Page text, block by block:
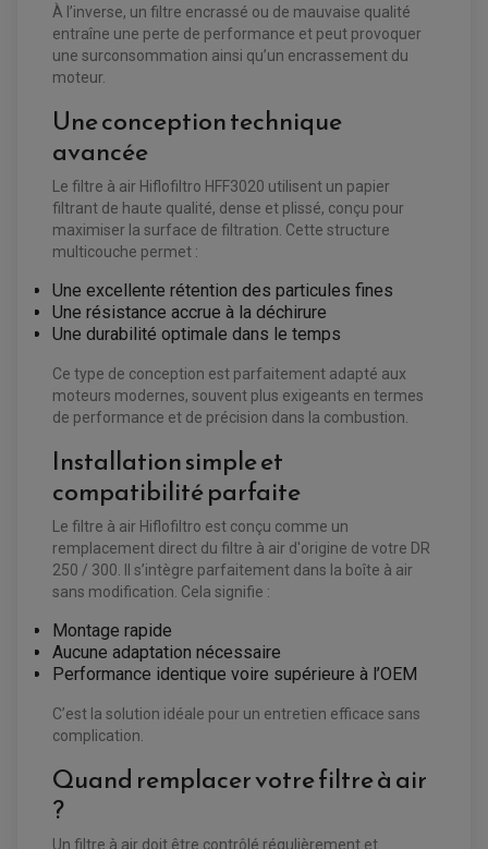
FILTRE ET ACCESSOIRE ESSENCE
OUTILLAGE
PRODUIT D'ENTRETIEN
ACCESSOIRES ELECTRIQUE QUAD / SSV
BOITIER CDI QUAD ET SSV
CHARGEUR DE BATTERIE QUAD / SSV
COMPTEUR QUAD / SSV
DÉMARREUR
ECLAIRAGE LED / HALOGÈNE
VENTILATEUR DE RADIATEUR
DISQUE DE FREIN QUAD / SSV
PNEUMATIQUE
À l’inverse, un filtre encrassé ou de mauvaise qualité
entraîne une perte de performance et peut provoquer
une surconsommation ainsi qu’un encrassement du
moteur.
Une conception technique
avancée
Le filtre à air Hiflofiltro HFF3020 utilisent un papier
filtrant de haute qualité, dense et plissé, conçu pour
maximiser la surface de filtration. Cette structure
multicouche permet :
Une excellente rétention des particules fines
Une résistance accrue à la déchirure
Une durabilité optimale dans le temps
Ce type de conception est parfaitement adapté aux
moteurs modernes, souvent plus exigeants en termes
de performance et de précision dans la combustion.
Installation simple et
compatibilité parfaite
Le filtre à air Hiflofiltro est conçu comme un
remplacement direct du filtre à air d'origine de votre DR
250 / 300. Il s’intègre parfaitement dans la boîte à air
sans modification. Cela signifie :
Montage rapide
Aucune adaptation nécessaire
Performance identique voire supérieure à l’OEM
C’est la solution idéale pour un entretien efficace sans
complication.
Quand remplacer votre filtre à air
?
Un filtre à air doit être contrôlé régulièrement et